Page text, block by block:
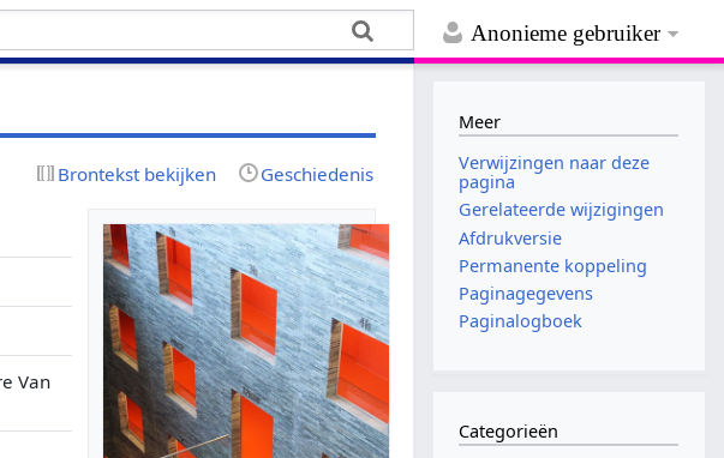
Anonieme gebruiker
Brontekst bekijken Geschiedenis
Van
Meer
Verwijzingen naar deze
pagina
Gerelateerde wijzigingen
Afdrukversie
Permanente koppeling
Paginagegevens
Paginalogboek
Categorieën